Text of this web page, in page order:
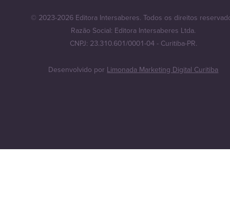
© 2023-2026 Editora Intersaberes. Todos os direitos
Razão Social: Editora Intersaberes Ltda.
CNPJ: 23.310.601/0001-04 - Curitiba-PR.
Desenvolvido por Limonada Marketing Digital Curitiba